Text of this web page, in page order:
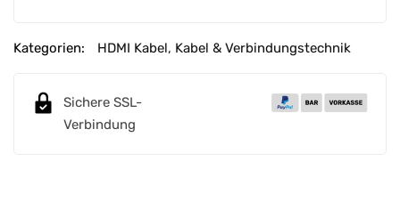
e
Kategorien: HDMI Kabel, Kabel & Verbindungstechnik
Sichere SSL-
Verbindung